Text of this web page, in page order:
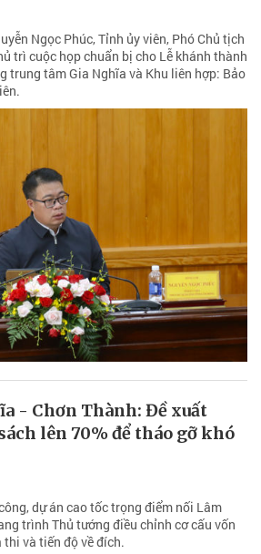
Ngọc Phúc, Tỉnh ủy viên, Phó Chủ tịch
trì cuộc họp chuẩn bị cho Lễ khánh thành
trung tâm Gia Nghĩa và Khu liên hợp: Bảo
- Chơn Thành: Đề xuất
lên 70% để tháo gỡ khó
dự án cao tốc trọng điểm nối Lâm
trình Thủ tướng điều chỉnh cơ cấu vốn
và tiến độ về đích.